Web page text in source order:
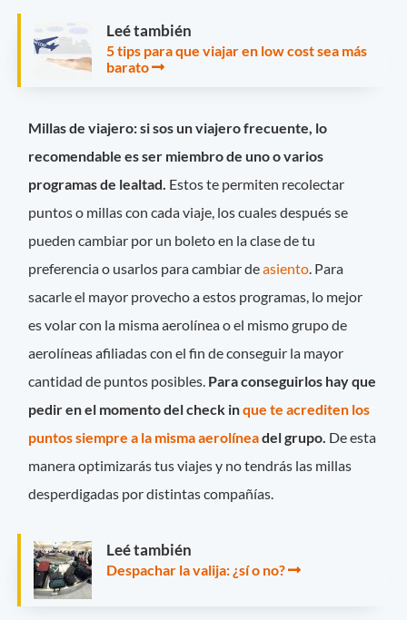
Leé también
5 tips para que viajar en low cost sea más
barato
Millas de viajero: si sos un viajero frecuente, lo
recomendable es ser miembro de uno o varios
programas de lealtad. Estos te permiten recolectar
puntos o millas con cada viaje, los cuales después se
pueden cambiar por un boleto en la clase de tu
preferencia o usarlos para cambiar deasiento . Para
sacarle el mayor provecho a estos programas, lo mejor
es volar con la misma aerolínea o el mismo grupo de
aerolíneas afiliadas con el fin de conseguir la mayor
cantidad de puntos posibles. Para conseguirlos hay que
pedir en el momento del check inque te acrediten los
puntos siempre a la misma aerolíneadel grupo. De esta
manera optimizarás tus viajes y no tendrás las millas
desperdigadas por distintas compañías.
Leé también
Despachar la valija: ¿sí o no?